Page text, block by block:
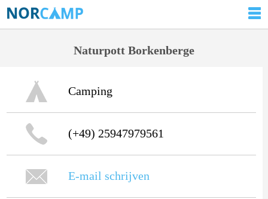
Naturpott Borkenberge
Camping
(+49) 25947979561
E-mail schrijven